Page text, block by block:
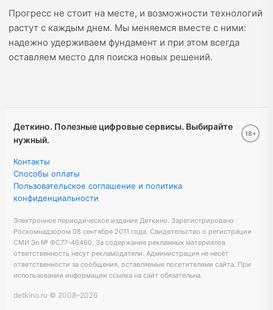
Прогресс не стоит на месте, и возможности технологий
растут с каждым днем. Мы меняемся вместе с ними:
надежно удерживаем фундамент и при этом всегда
оставляем место для поиска новых решений.
Деткино. Полезные цифровые сервисы. Выбирайте
нужный.
18+
Контакты
Способы оплаты
Пользовательское соглашение и политика
конфиденциальности
Электронное периодическое издание Деткино. Зарегистрировано
Роскомнадзором 08 сентября 2011 года. Свидетельство о регистрации
СМИ Эл № ФС77-46460. За содержание рекламных материалов
ответственность несут рекламодатели. Администрация не несёт
ответственности за сообщения, оставляемые посетителями сайта. При
использовании информации ссылка на сайт обязательна.
detkino.ru © 2008–2026